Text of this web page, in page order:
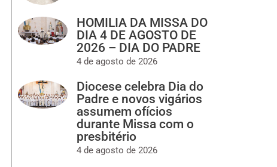
HOMILIA DA MISSA DO
DIA 4 DE AGOSTO DE
2026 – DIA DO PADRE
4 de agosto de 2026
Diocese celebra Dia do
Padre e novos vigários
assumem ofícios
durante Missa com o
presbitério
4 de agosto de 2026